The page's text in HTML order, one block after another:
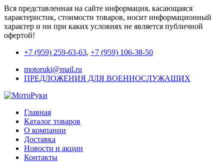
Вся представленная на сайте информация, касающаяся
характеристик, стоимости товаров, носит информационный
характер и ни при каких условиях не является публичной
офертой!
+7 (959) 259-63-63, +7 (959) 106-38-50
motoruki@mail.ru
ПРЕДЛОЖЕНИЯ ДЛЯ ВОЕННОСЛУЖАЩИХ
Главная
Каталог товаров
О компании
Доставка
Новости и акции
Контакты